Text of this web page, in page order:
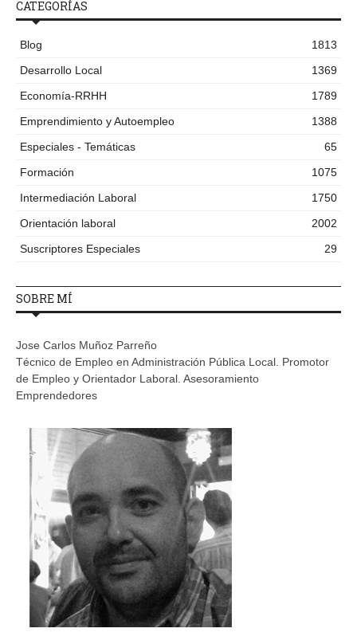
CATEGORÍAS
Blog
1813
Desarrollo Local
1369
Economía-RRHH
1789
Emprendimiento y Autoempleo
1388
Especiales - Temáticas
65
Formación
1075
Intermediación Laboral
1750
Orientación laboral
2002
Suscriptores Especiales
29
SOBRE MÍ
Jose Carlos Muñoz Parreño
Técnico de Empleo en Administración Pública Local. Promotor
de Empleo y Orientador Laboral. Asesoramiento
Emprendedores